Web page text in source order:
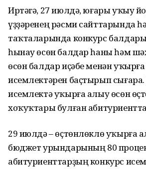
Иртәгә, 27 июлдә, юғары уҡыу
үҙҙәренең рәсми сайттарында
таҡталарында конкурс
һынау өсөн балдар һаны һәм
өсөн балдар иҫәбе менән
исемлектәрен баҫтырып
исемлектә уҡырға алыу өсөн
хоҡуҡтары булған
29 июлдә – өҫтөнлөклө уҡырға
бюджет урындарының 80
абитуриенттарҙың конкурс